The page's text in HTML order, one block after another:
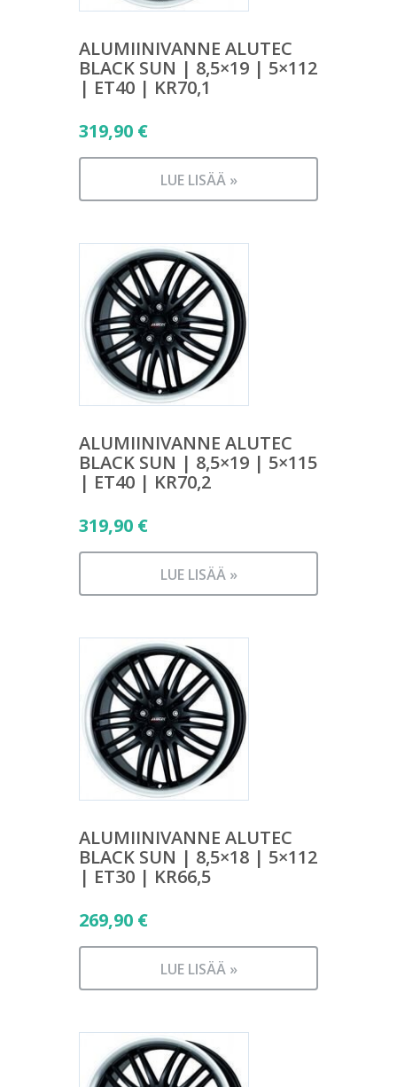
ALUMIINIVANNE ALUTEC
BLACK SUN | 8,5×19 | 5×112
| ET40 | KR70,1
319,90 €
LUE LISÄÄ »
ALUMIINIVANNE ALUTEC
BLACK SUN | 8,5×19 | 5×115
| ET40 | KR70,2
319,90 €
LUE LISÄÄ »
ALUMIINIVANNE ALUTEC
BLACK SUN | 8,5×18 | 5×112
| ET30 | KR66,5
269,90 €
LUE LISÄÄ »